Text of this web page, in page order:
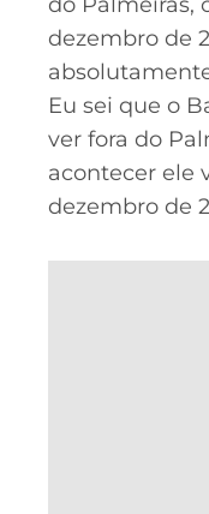
dezembro de
Eu sei que o
ver fora do
acontecer ele
dezembro de